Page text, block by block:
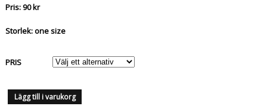
Pris: 90 kr
Storlek: one size
PRIS
Lägg till i varukorg